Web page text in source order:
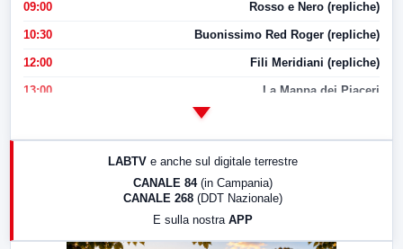
09:00 Rosso e Nero (repliche)
10:30 Buonissimo Red Roger (repliche)
12:00 Fili Meridiani (repliche)
13:00 La Mappa dei Piaceri
17:00 LabNews (replica)
LABTV e anche sul digitale terrestre
CANALE 84 (in Campania)
CANALE 268 (DDT Nazionale)
E sulla nostra APP